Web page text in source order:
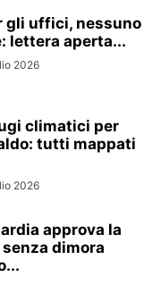
gli uffici, nessuno
lettera aperta...
2026
climatici per
tutti mappati
2026
approva la
dimora